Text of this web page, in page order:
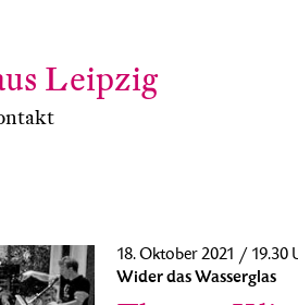
Leipzig
18. Oktober 2021 / 19.30
Wider das Wasserglas